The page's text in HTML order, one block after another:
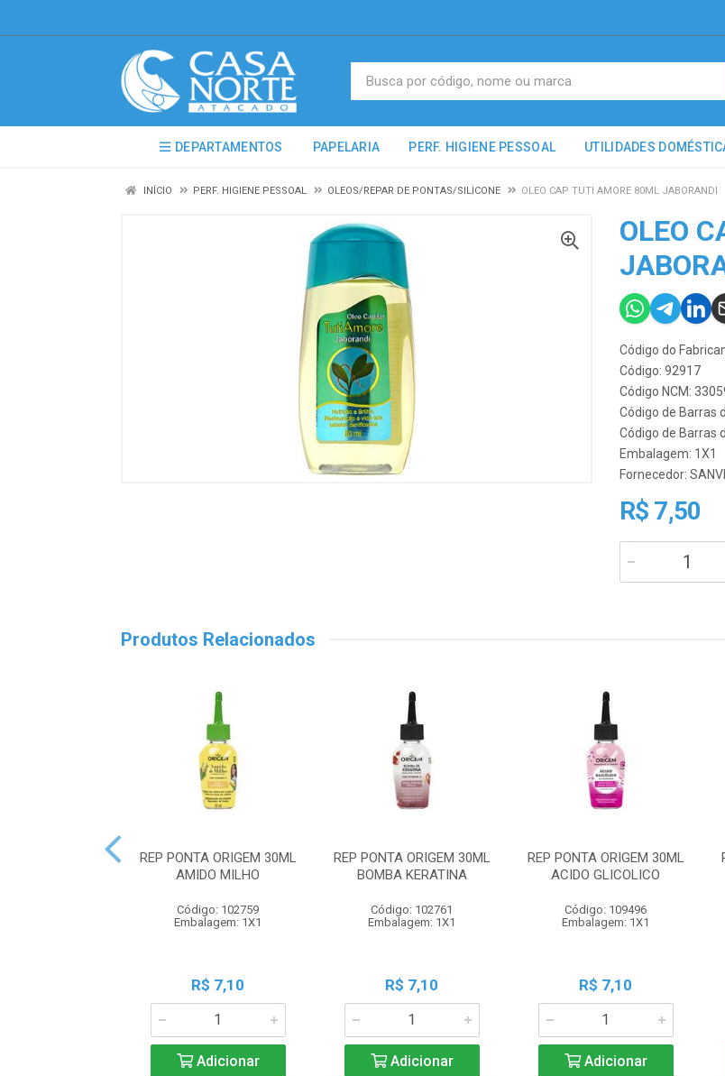
DEPARTAMENTOS PAPELARIA PERF. HIGIENE PESSOAL UTILIDADES
INÍCIO PERF. HIGIENE PESSOAL OLEOS/REPAR DE PONTAS/SILICONE OLEO CAP TUTI AMORE 80ML JABORANDI
OLEO
Código do
Código: 92917
Código NCM:
Código de Barras
Código de Barras
Embalagem: 1X1
Fornecedor:
R$ 7,50
Produtos Relacionados
REP PONTA ORIGEM 30ML
AMIDO MILHO
Código: 102759
Embalagem: 1X1
R$ 7,10
Adicionar
REP PONTA ORIGEM 30ML
BOMBA KERATINA
Código: 102761
Embalagem: 1X1
R$ 7,10
Adicionar
REP PONTA ORIGEM 30ML
ACIDO GLICOLICO
Código: 109496
Embalagem: 1X1
R$ 7,10
Adicionar